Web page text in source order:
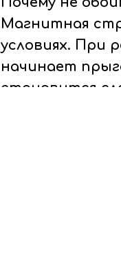
Магнитная
условиях. При
начинает
становится